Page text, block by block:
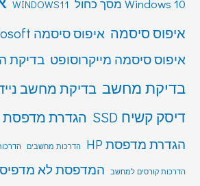
Windows 10 מסך כחול WINDOWS11
איפוס סיסמה איפוס סיסמה Microsoft
איפוס סיסמה מייקרוסופט בדיקת
בדיקת מחשב בדיקת מחשב
דיסק קשיח SSD
הגדרת מדפסת
הגדרת מדפסת HP הדרכות מחשבים
הדרכות קורסים למחשב המדפסת לא